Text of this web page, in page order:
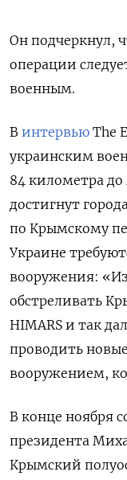
Он подчеркнул,
операции
военным.
В интервью The
украинским
84 километра
достигнут
по Крымскому
Украине
вооружения: «И
обстреливать
HIMARS и так
проводить
вооружением,
В конце ноября
президента
Крымский